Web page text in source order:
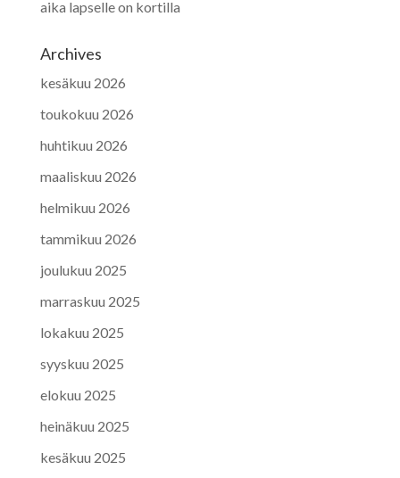
aika lapselle on kortilla
Archives
kesäkuu 2026
toukokuu 2026
huhtikuu 2026
maaliskuu 2026
helmikuu 2026
tammikuu 2026
joulukuu 2025
marraskuu 2025
lokakuu 2025
syyskuu 2025
elokuu 2025
heinäkuu 2025
kesäkuu 2025